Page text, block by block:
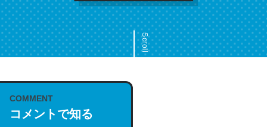
Scroll
COMMENT
コメントで知る
これは名文。彼はとてもクレバーなんだろうなと凄く思
う。英語少しでも読める人は原文もお勧め。自分はこの流